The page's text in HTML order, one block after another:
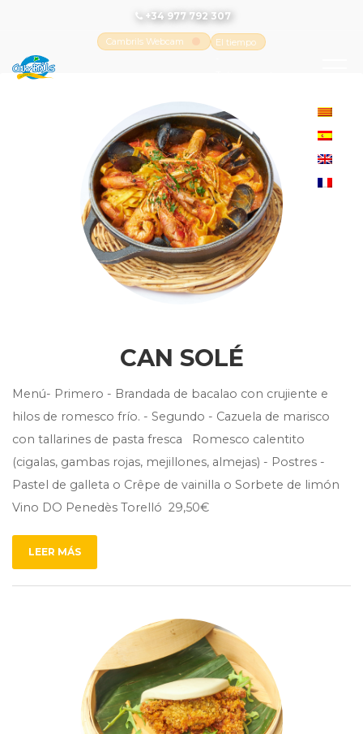
+34 977 792 307
Cambrils Webcam
El tiempo
CAN SOLÉ
Menú- Primero - Brandada de bacalao con crujiente e
hilos de romesco frío. - Segundo - Cazuela de marisco
con tallarines de pasta fresca Romesco calentito
(cigalas, gambas rojas, mejillones, almejas) - Postres -
Pastel de galleta o Crêpe de vainilla o Sorbete de limón
Vino DO Penedès Torelló 29,50€
LEER MÁS